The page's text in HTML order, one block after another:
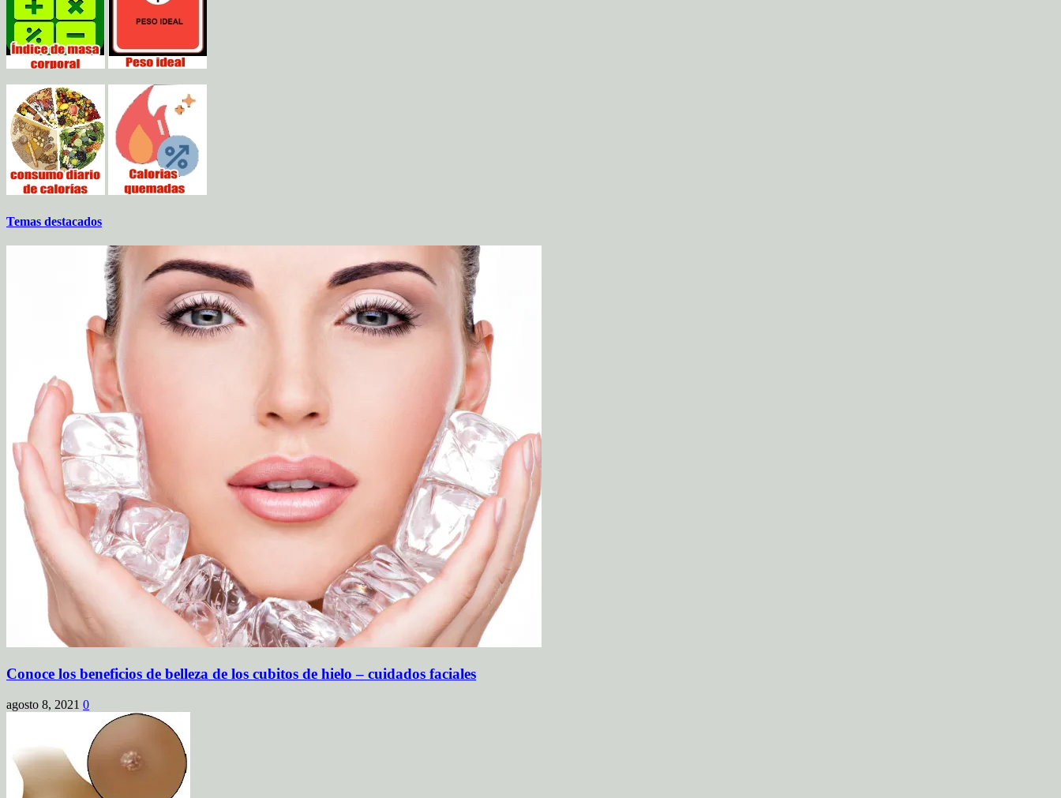
Temas destacados
Conoce los beneficios de belleza de los cubitos de hielo – cuidados faciales
agosto 8, 2021 0